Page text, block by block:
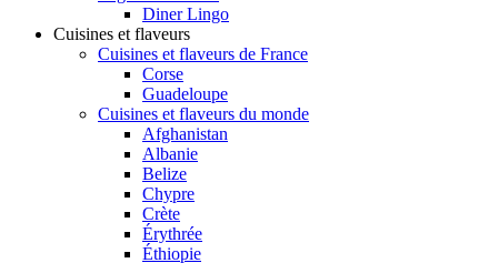
Diner Lingo
Cuisines et flaveurs
Cuisines et flaveurs de France
Corse
Guadeloupe
Cuisines et flaveurs du monde
Afghanistan
Albanie
Belize
Chypre
Crète
Érythrée
Éthiopie